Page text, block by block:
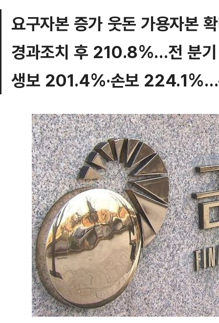
요구자본 증가 웃돈 가용자본
경과조치 후 210.8%…전 분
생보 201.4%·손보 224.1%…